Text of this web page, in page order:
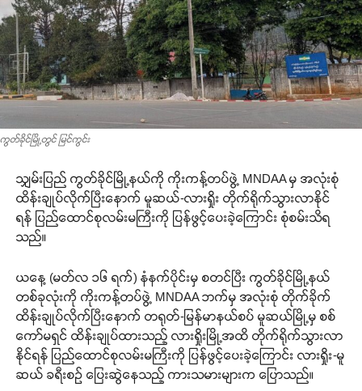
ကွတ်ခိုင်မြို့တွင် မြင်ကွင်း
သျှမ်းပြည် ကွတ်ခိုင်မြို့နယ်ကို ကိုးကန့်တပ်ဖွဲ့ MNDAA မှ အလုံးစုံ
ထိန်းချုပ်လိုက်ပြီးနောက် မူဆယ်-လားရှိုး တိုက်ရိုက်သွားလာနိုင်
ရန် ပြည်ထောင်စုလမ်းမကြီးကို ပြန်ဖွင့်ပေးခဲ့ကြောင်း စုံစမ်းသိရ
သည်။
ယနေ့ (မတ်လ ၁၆ ရက်) နံနက်ပိုင်းမှ စတင်ပြီး ကွတ်ခိုင်မြို့နယ်
တစ်ခုလုံးကို ကိုးကန့်တပ်ဖွဲ့ MNDAA ဘက်မှ အလုံးစုံ တိုက်ခိုက်
ထိန်းချုပ်လိုက်ပြီးနောက် တရုတ်-မြန်မာနယ်စပ် မူဆယ်မြို့မှ စစ်
ကော်မရှင် ထိန်းချုပ်ထားသည့် လားရှိုးမြို့အထိ တိုက်ရိုက်သွားလာ
နိုင်ရန် ပြည်ထောင်စုလမ်းမကြီးကို ပြန်ဖွင့်ပေးခဲ့ကြောင်း လားရှိုး-မူ
ဆယ် ခရီးစဉ် ပြေးဆွဲနေသည့် ကားသမားများက ပြောသည်။